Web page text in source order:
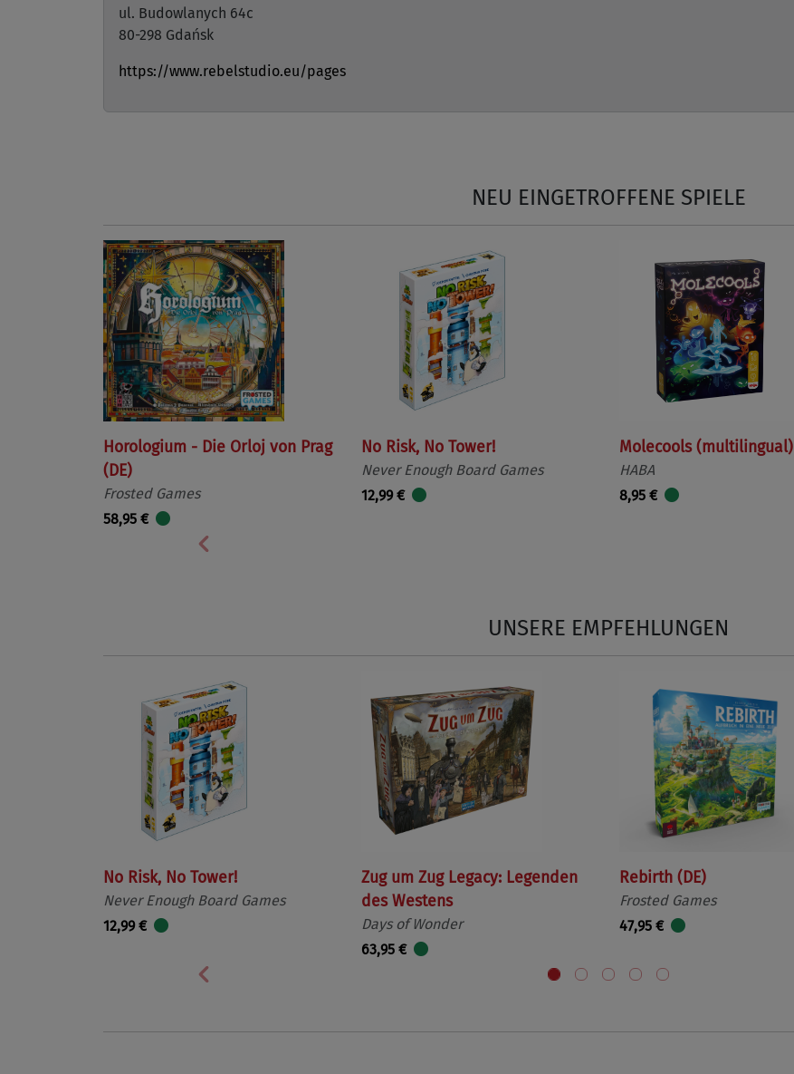
ul. Budowlanych 64c
80-298 Gdańsk
https://www.rebelstudio.eu/pages
NEU EINGETROFFENE SPIELE
Horologium - Die Orloj von Prag
(DE)
Frosted Games
58,95 €
No Risk, No Tower!
Never Enough Board Games
12,99 €
Molecools (multilingual)
HABA
8,95 €
Vorherige
UNSERE EMPFEHLUNGEN
No Risk, No Tower!
Never Enough Board Games
12,99 €
Zug um Zug Legacy: Legenden
des Westens
Days of Wonder
63,95 €
Rebirth (DE)
Frosted Games
47,95 €
Vorherige